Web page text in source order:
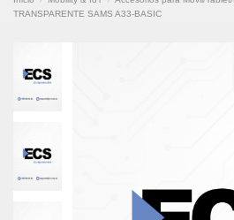
TRANSPARENTE SAMS A33-BASIC